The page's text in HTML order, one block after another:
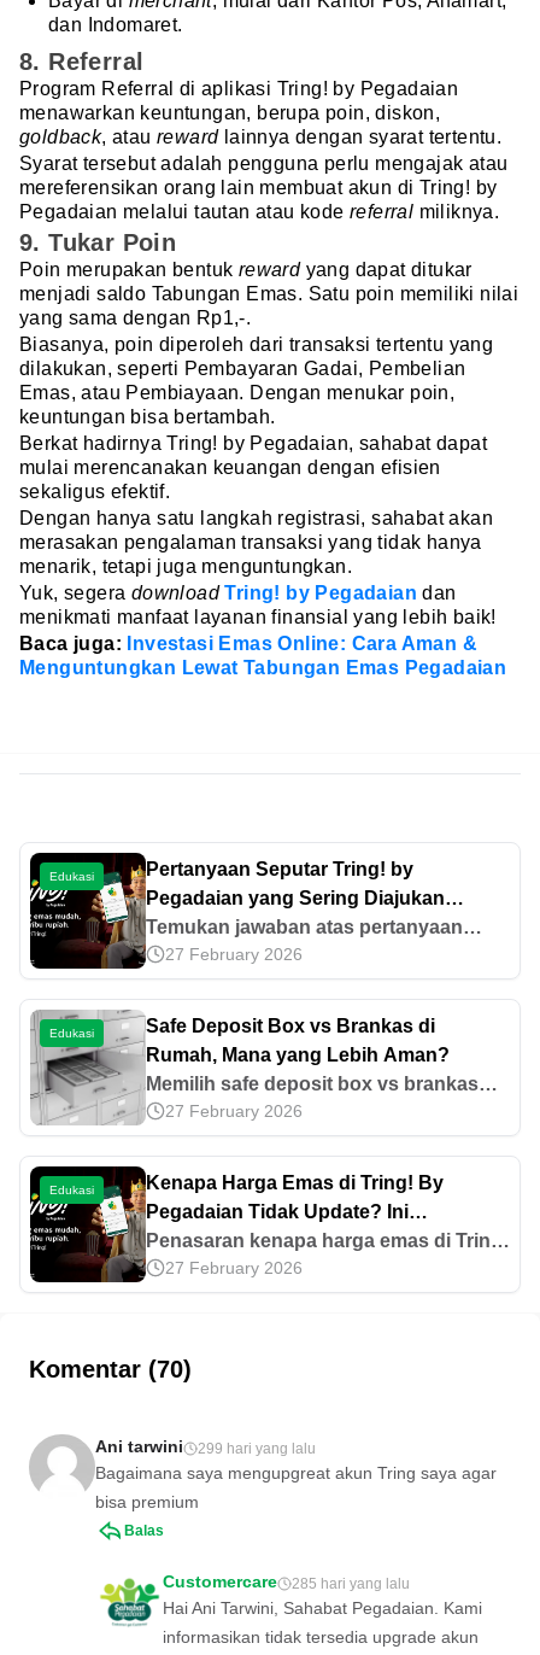
dan Indomaret.
8. Referral
Program Referral di aplikasi Tring! by Pegadaian
menawarkan keuntungan, berupa poin, diskon,
goldback, ataureward lainnya dengan syarat tertentu.
Syarat tersebut adalah pengguna perlu mengajak atau
mereferensikan orang lain membuat akun di Tring! by
Pegadaian melalui tautan atau kode referral miliknya.
9. Tukar Poin
Poin merupakan bentuk rewardyang dapat ditukar
menjadi saldo Tabungan Emas. Satu poin memiliki nilai
yang sama dengan Rp1,-.
Biasanya, poin diperoleh dari transaksi tertentu yang
dilakukan, seperti Pembayaran Gadai, Pembelian
Emas, atau Pembiayaan. Dengan menukar poin,
keuntungan bisa bertambah.
Berkat hadirnya Tring! by Pegadaian, sahabat dapat
mulai merencanakan keuangan dengan efisien
sekaligus efektif.
Dengan hanya satu langkah registrasi, sahabat akan
merasakan pengalaman transaksi yang tidak hanya
menarik, tetapi juga menguntungkan.
Yuk, segera download Tring! by Pegadaian dan
menikmati manfaat layanan finansial yang lebih baik!
Baca juga:
Investasi Emas Online: Cara Aman &
Menguntungkan Lewat Tabungan Emas Pegadaian
Edukasi
Pertanyaan Seputar Tring! by
Pegadaian yang Sering Diajukan
Nasabah
Temukan jawaban atas pertanyaan
yang sering diajukan nasabah seputar
migrasi dari Pegadaian Digital ke Tring!
by Pegadaian. Selengkapnya di sini!
27 February 2026
Edukasi
Safe Deposit Box vs Brankas di
Rumah, Mana yang Lebih Aman?
Memilih safe deposit box vs brankas
bukan hanya soal kenyamanan, namun
langkah cerdas untuk mengamankan
aset berharga. Cek perbandingan di
sini!
27 February 2026
Edukasi
Kenapa Harga Emas di Tring! By
Pegadaian Tidak Update? Ini
Penjelasannya!
Penasaran kenapa harga emas di Tring!
by Pegadaian tidak update dengan
harga pasar? Temukan penjelasan
27 February 2026
Komentar (70)
Ani tarwini 299 hari yang lalu
Bagaimana saya mengupgreat akun Tring saya agar
bisa premium
Balas
Customercare 285 hari yang lalu
Hai Ani Tarwini, Sahabat Pegadaian. Kami
informasikan tidak tersedia upgrade akun